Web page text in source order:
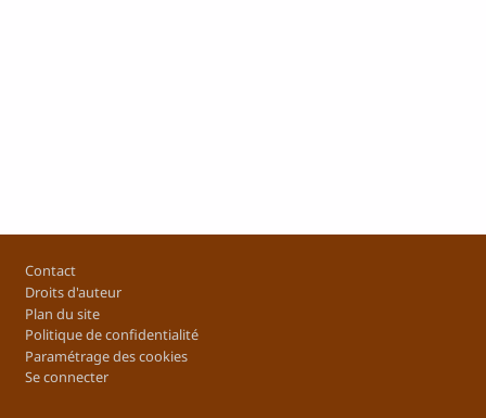
Pied de page
Contact
Droits d'auteur
Plan du site
Politique de confidentialité
Paramétrage des cookies
Se connecter